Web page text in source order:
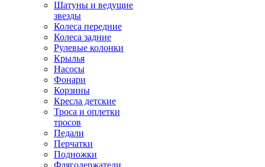
Шатуны и ведущие
звезды
Колеса передние
Колеса задние
Рулевые колонки
Крылья
Насосы
Фонари
Корзины
Кресла детские
Троса и оплетки
тросов
Педали
Перчатки
Подножки
Флягодержатели